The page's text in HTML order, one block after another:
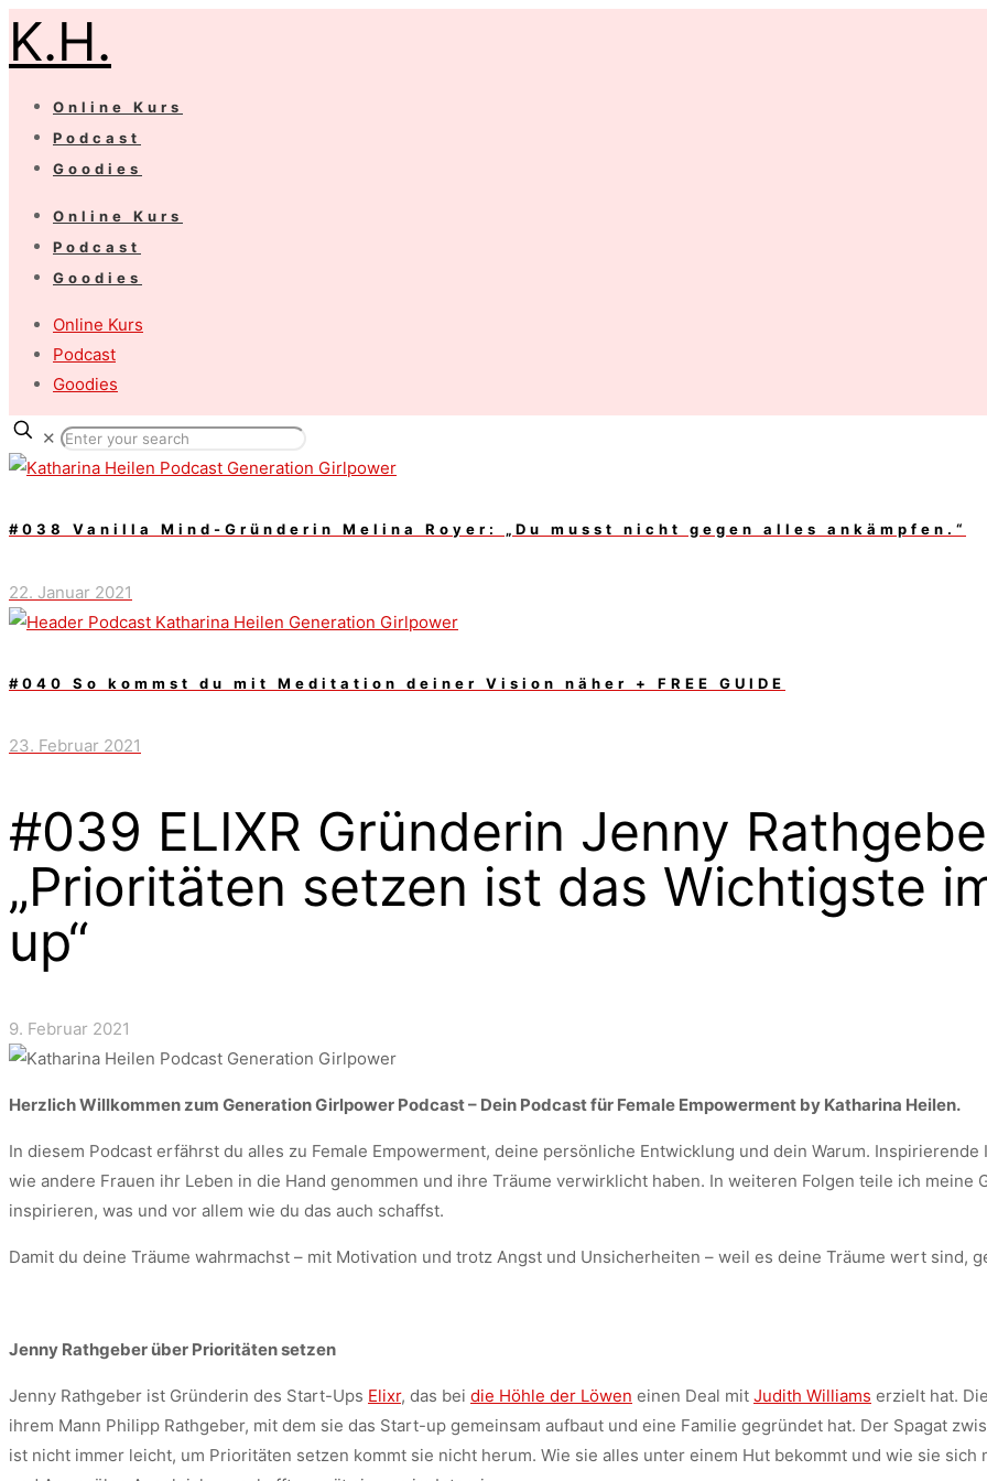
K.H.
Online Kurs
Podcast
Goodies
Online Kurs
Podcast
Goodies
Online Kurs
Podcast
Goodies
✕
#038 Vanilla Mind-Gründerin Melina Royer: „Du musst nicht gegen alles ankämpfen.“
22. Januar 2021
#040 So kommst du mit Meditation deiner Vision näher + FREE GUIDE
23. Februar 2021
#039 ELIXR Gründerin Jenny
„Prioritäten setzen ist das Wichtigste
up“
9. Februar 2021
Herzlich Willkommen zum Generation Girlpower Podcast – Dein Podcast für Female Empowerment by Katharina Heilen.
In diesem Podcast erfährst du alles zu Female Empowerment, deine persönliche Entwicklung und dein Warum.
wie andere Frauen ihr Leben in die Hand genommen und ihre Träume verwirklicht haben. In weiteren Folgen teile ich meine
inspirieren, was und vor allem wie du das auch schaffst.
Damit du deine Träume wahrmachst – mit Motivation und trotz Angst und Unsicherheiten – weil es deine Träume wert sind,
Jenny Rathgeber über Prioritäten setzen
Jenny Rathgeber ist Gründerin des Start-Ups Elixr, das bei die Höhle der Löwen einen Deal mit Judith Williams erzielt hat.
ihrem Mann Philipp Rathgeber, mit dem sie das Start-up gemeinsam aufbaut und eine Familie gegründet hat. Der Spagat
ist nicht immer leicht, um Prioritäten setzen kommt sie nicht herum. Wie sie alles unter einem Hut bekommt und wie sie sich